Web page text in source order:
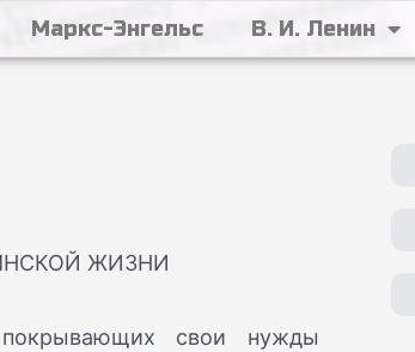
Маркс-Энгельс В. И. Ленин
ЖИЗНИ
свои нужды